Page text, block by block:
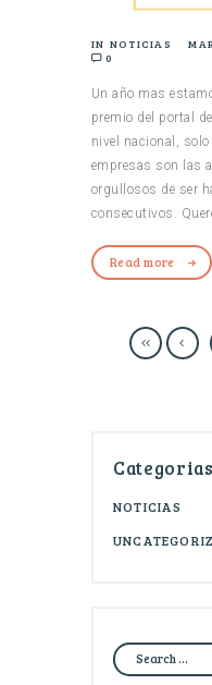
IN NOTICIAS
0
Un año mas
premio del portal
nivel nacional,
empresas son las
orgullosos de ser
consecutivos.
Read more
Categorias
NOTICIAS